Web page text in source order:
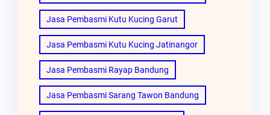
Jasa Pembasmi Kutu Kucing Garut
Jasa Pembasmi Kutu Kucing Jatinangor
Jasa Pembasmi Rayap Bandung
Jasa Pembasmi Sarang Tawon Bandung